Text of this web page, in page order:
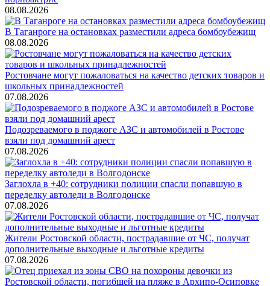
08.08.2026
В Таганроге на остановках разместили адреса бомбоубежищ
08.08.2026
Ростовчане могут пожаловаться на качество детских товаров и
школьных принадлежностей
07.08.2026
Подозреваемого в поджоге АЗС и автомобилей в Ростове
взяли под домашний арест
07.08.2026
Заглохла в +40: сотрудники полиции спасли попавшую в
переделку автоледи в Волгодонске
07.08.2026
Жители Ростовской области, пострадавшие от ЧС, получат
дополнительные выходные и льготные кредиты
07.08.2026